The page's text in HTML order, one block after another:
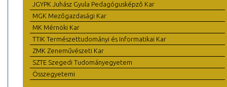
JGYPK Juhász Gyula Pedagógusképző Kar
MGK Mezőgazdasági Kar
MK Mérnöki Kar
TTIK Természettudományi és Informatikai Kar
ZMK Zeneművészeti Kar
SZTE Szegedi Tudományegyetem
Összegyetemi